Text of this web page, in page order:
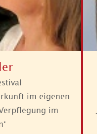
im eigenen
im